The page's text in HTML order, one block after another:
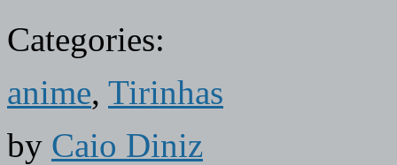
Categories:
anime, Tirinhas
by Caio Diniz